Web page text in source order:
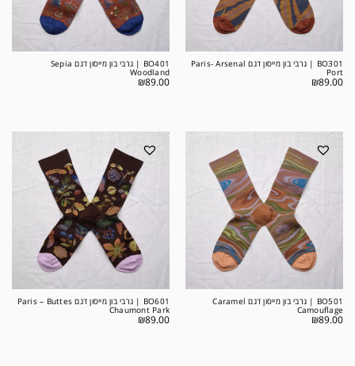
BO301 | גרבי בון מייסון דגם Paris- Arsenal
Port
₪89.00
BO401 | גרבי בון מייסון דגם Sepia
Woodland
₪89.00
BO501 | גרבי בון מייסון דגם Caramel
Camouflage
₪89.00
BO601 | גרבי בון מייסון דגם Paris – Buttes
Chaumont Park
₪89.00